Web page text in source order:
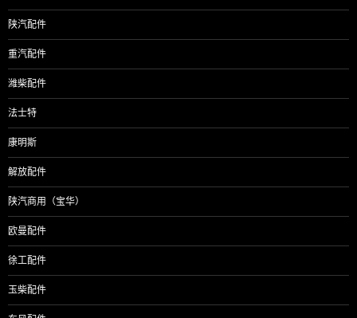
陕汽配件
重汽配件
潍柴配件
法士特
康明斯
解放配件
陕汽商用（宝华）
欧曼配件
徐工配件
玉柴配件